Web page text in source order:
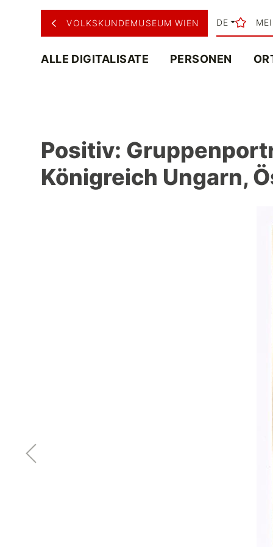
VOLKSKUNDEMUSEUM WIEN DE
ALLE DIGITALISATE PERSONEN
Positiv:
Königreich Ungarn,